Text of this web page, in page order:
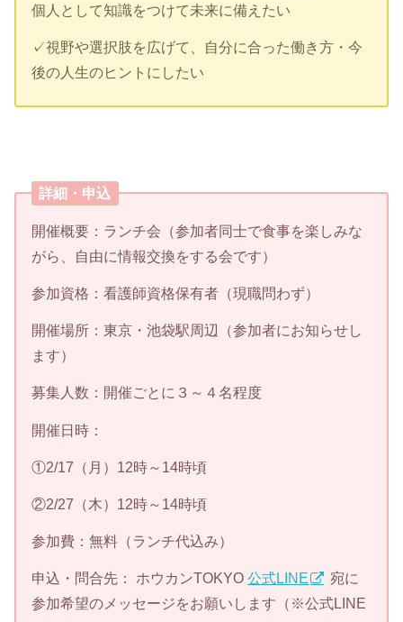
個人として知識をつけて未来に備えたい
✓視野や選択肢を広げて、自分に合った働き方・今
後の人生のヒントにしたい
詳細・申込
開催概要：ランチ会（参加者同士で食事を楽しみな
がら、自由に情報交換をする会です）
参加資格：看護師資格保有者（現職問わず）
開催場所：東京・池袋駅周辺（参加者にお知らせし
ます）
募集人数：開催ごとに３～４名程度
開催日時：
①2/17（月）12時～14時頃
②2/27（木）12時～14時頃
参加費：無料（ランチ代込み）
申込・問合先： ホウカンTOKYO公式LINE
宛に
参加希望のメッセージをお願いします（※公式LINE